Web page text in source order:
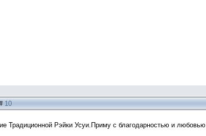
10
Традиционной Рэйки Усуи.Приму с благодарностью и любовью